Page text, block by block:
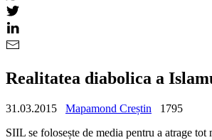
Realitatea diabolica a
31.03.2015 Mapamond Creștin
1795
SIIL se folosește de media pentru a atrage tot